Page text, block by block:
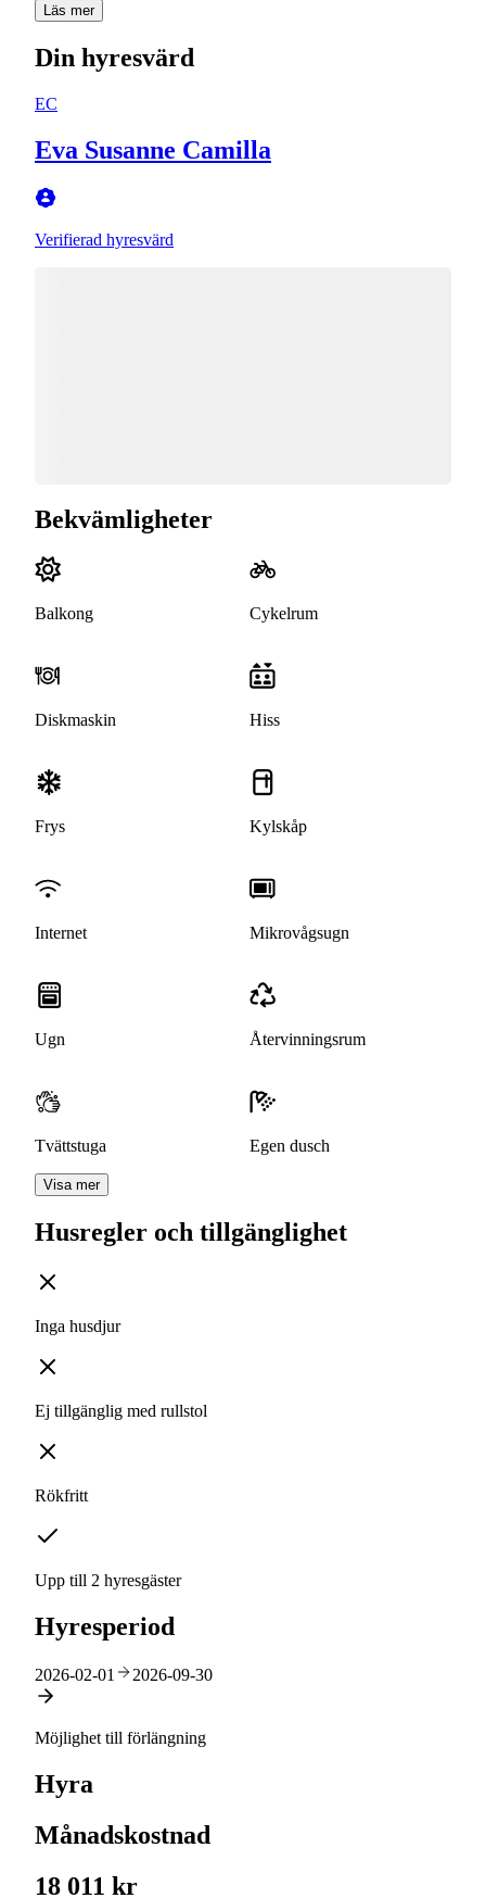
Läs mer
Din hyresvärd
EC
Eva Susanne Camilla
Verifierad hyresvärd
Bekvämligheter
Balkong Cykelrum
Diskmaskin Hiss
Frys Kylskåp
Internet Mikrovågsugn
Ugn Återvinningsrum
Tvättstuga Egen dusch
Visa mer
Husregler och tillgänglighet
Inga husdjur
Ej tillgänglig med rullstol
Rökfritt
Upp till 2 hyresgäster
Hyresperiod
2026-02-01 2026-09-30
Möjlighet till förlängning
Hyra
Månadskostnad
18 011 kr